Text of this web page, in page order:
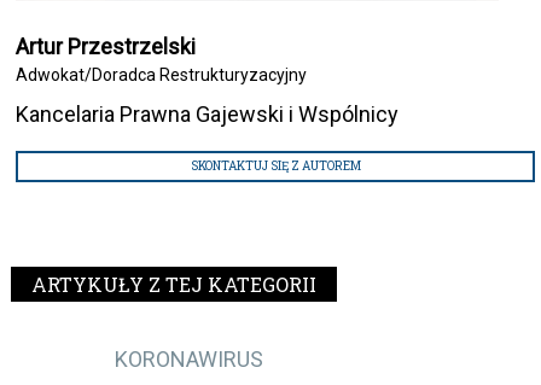
Artur Przestrzelski
Adwokat/Doradca Restrukturyzacyjny
Kancelaria Prawna Gajewski i Wspólnicy
SKONTAKTUJ SIĘ Z AUTOREM
ARTYKUŁY Z TEJ KATEGORII
KORONAWIRUS